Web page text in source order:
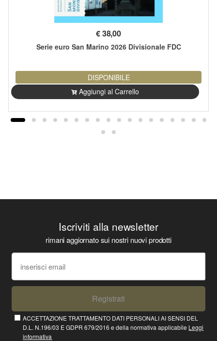
€38,00
Serie euro San Marino 2026 Divisionale FDC
DISPONIBILE
Aggiungi al Carrello
Iscriviti alla newsletter
rimani aggiornato sui nostri nuovi prodotti
Registrati
ACCETTAZIONE TRATTAMENTO DATI PERSONALI AI SENSI DEL
D.L. N.196/03 E GDPR 679/2016 e della normativa applicabile Leggi
informativa